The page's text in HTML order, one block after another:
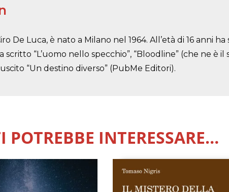
De Luca, è nato a Milano nel 1964. All’età di 16 anni
“L’uomo nello specchio”, “Bloodline” (che ne è
“Un destino diverso” (PubMe Editori).
POTREBBE INTERESSARE…